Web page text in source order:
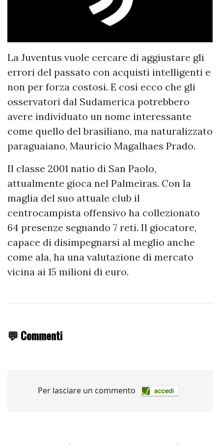
La Juventus vuole cercare di aggiustare gli
errori del passato con acquisti intelligenti e
non per forza costosi. E così ecco che gli
osservatori dal Sudamerica potrebbero
avere individuato un nome interessante
come quello del brasiliano, ma naturalizzato
paraguaiano, Mauricio Magalhaes Prado.
Il classe 2001 natio di San Paolo,
attualmente gioca nel Palmeiras. Con la
maglia del suo attuale club il
centrocampista offensivo ha collezionato
64 presenze segnando 7 reti. Il giocatore,
capace di disimpegnarsi al meglio anche
come ala, ha una valutazione di mercato
vicina ai 15 milioni di euro.
💬 Commenti